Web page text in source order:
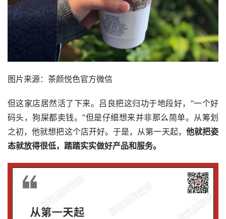
图片来源：茶颜悦色官方微信
但这家店居然活了下来。吕良把这归功于地段好，“一个好
码头，狗屎都卖钱。”但是仔细想来并非那么简单。从筹划
之初，他就想把这个店开好。于是，从第一天起， 他就把姿
态就放得很低，踏踏实实做好产品和服务。